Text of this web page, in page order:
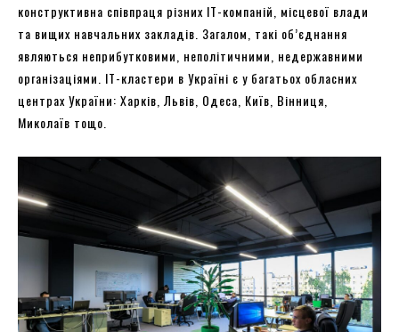
конструктивна співпраця різних ІТ-компаній, місцевої влади
та вищих навчальних закладів. Загалом, такі об’єднання
являються неприбутковими, неполітичними, недержавними
організаціями. ІТ-кластери в Україні є у багатьох обласних
центрах України: Харків, Львів, Одеса, Київ, Вінниця,
Миколаїв тощо.